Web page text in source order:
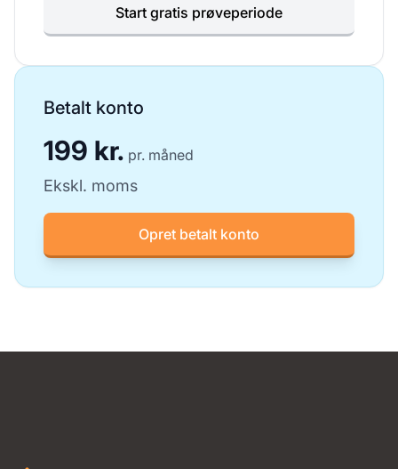
Start gratis prøveperiode
Betalt konto
199 kr. pr. måned
Ekskl. moms
Opret betalt konto